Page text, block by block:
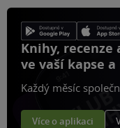
Knihy, recenze
ve vaší kapse
Každý měsíc
Více o aplikaci